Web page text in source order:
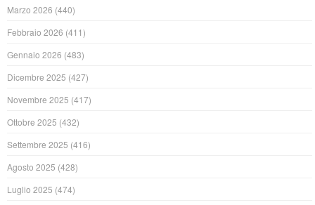
Marzo 2026 (440)
Febbraio 2026 (411)
Gennaio 2026 (483)
Dicembre 2025 (427)
Novembre 2025 (417)
Ottobre 2025 (432)
Settembre 2025 (416)
Agosto 2025 (428)
Luglio 2025 (474)